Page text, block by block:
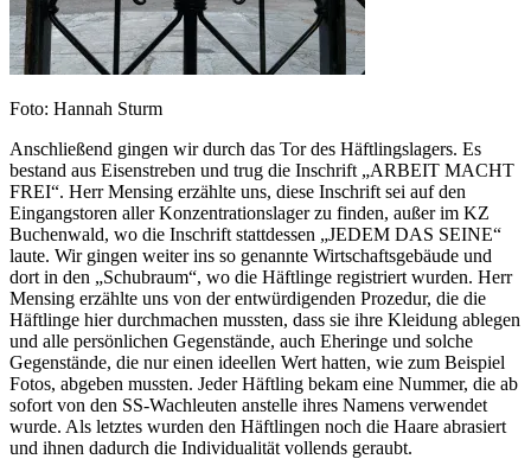
Foto: Hannah Sturm
Anschließend gingen wir durch das Tor des Häftlingslagers. Es
bestand aus Eisenstreben und trug die Inschrift „ARBEIT MACHT
FREI“. Herr Mensing erzählte uns, diese Inschrift sei auf den
Eingangstoren aller Konzentrationslager zu finden, außer im KZ
Buchenwald, wo die Inschrift stattdessen „JEDEM DAS SEINE“
laute. Wir gingen weiter ins so genannte Wirtschaftsgebäude und
dort in den „Schubraum“, wo die Häftlinge registriert wurden. Herr
Mensing erzählte uns von der entwürdigenden Prozedur, die die
Häftlinge hier durchmachen mussten, dass sie ihre Kleidung ablegen
und alle persönlichen Gegenstände, auch Eheringe und solche
Gegenstände, die nur einen ideellen Wert hatten, wie zum Beispiel
Fotos, abgeben mussten. Jeder Häftling bekam eine Nummer, die ab
sofort von den SS-Wachleuten anstelle ihres Namens verwendet
wurde. Als letztes wurden den Häftlingen noch die Haare abrasiert
und ihnen dadurch die Individualität vollends geraubt.